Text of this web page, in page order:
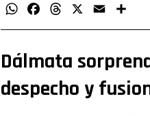
WhatsAppFacebookThreads Email
Dálmata
despecho y